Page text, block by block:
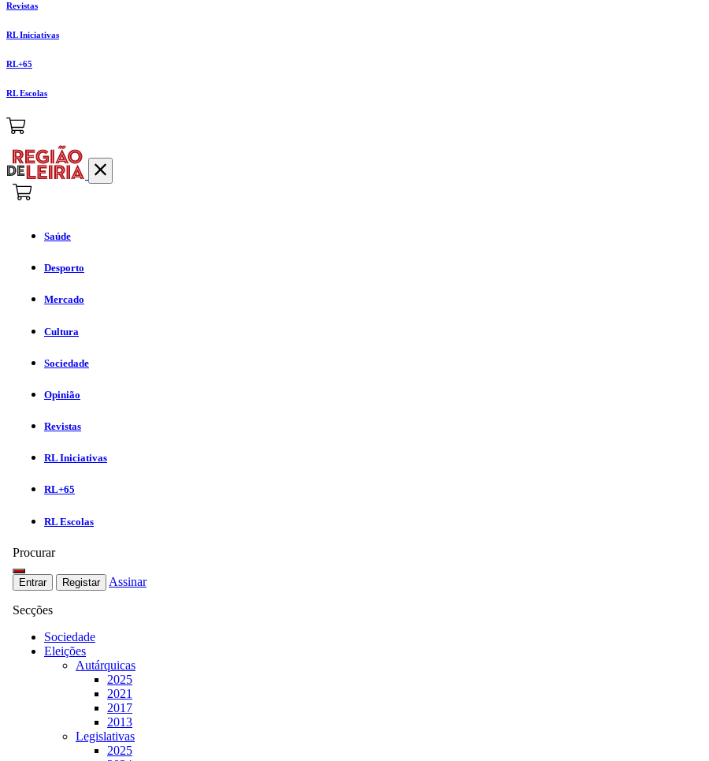
Revistas
RL Iniciativas
RL+65
RL Escolas
Saúde
Desporto
Mercado
Cultura
Sociedade
Opinião
Revistas
RL Iniciativas
RL+65
RL Escolas
Procurar
Entrar Registar Assinar
Secções
Sociedade
Eleições
Autárquicas
2025
2021
2017
2013
Legislativas
2025